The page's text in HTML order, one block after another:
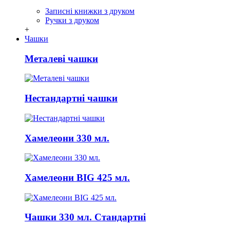
Записні книжки з друком
Ручки з друком
+
Чашки
Металеві чашки
Нестандартні чашки
Хамелеони 330 мл.
Хамелеони BIG 425 мл.
Чашки 330 мл. Стандартні